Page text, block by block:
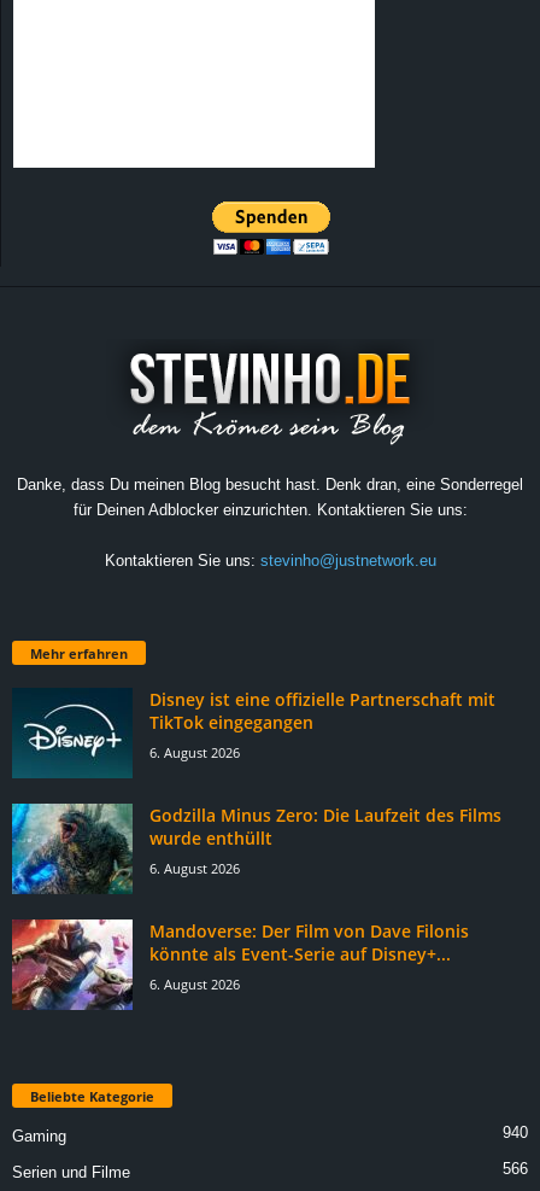
Danke, dass Du meinen Blog besucht hast. Denk dran, eine Sonderregel
für Deinen Adblocker einzurichten. Kontaktieren Sie uns:
Kontaktieren Sie uns: stevinho@justnetwork.eu
Mehr erfahren
Disney ist eine offizielle Partnerschaft mit
TikTok eingegangen
6. August 2026
Godzilla Minus Zero: Die Laufzeit des Films
wurde enthüllt
6. August 2026
Mandoverse: Der Film von Dave Filonis
könnte als Event-Serie auf Disney+...
6. August 2026
Beliebte Kategorie
Gaming 940
Serien und Filme 566